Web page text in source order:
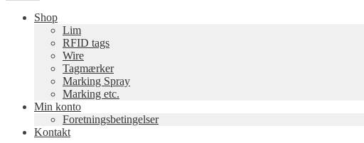
Shop
Lim
RFID tags
Wire
Tagmærker
Marking Spray
Marking etc.
Min konto
Foretningsbetingelser
Kontakt